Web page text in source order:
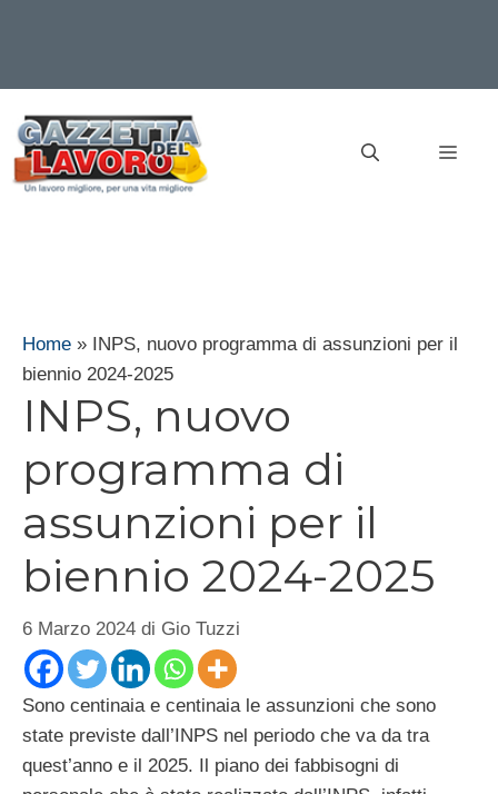
contenuto
Home »
INPS, nuovo programma di assunzioni per il
biennio 2024-2025
INPS, nuovo
programma di
assunzioni per il
biennio 2024-2025
6 Marzo 2024 di Gio Tuzzi
Sono centinaia e centinaia le assunzioni che sono
state previste dall’INPS nel periodo che va da tra
quest’anno e il 2025. Il piano dei fabbisogni di